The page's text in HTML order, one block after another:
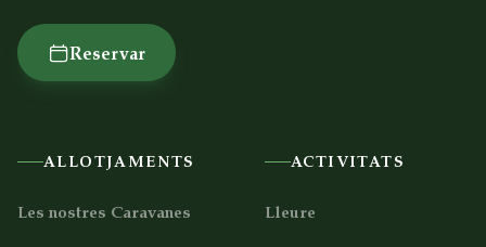
Reservar
ALLOTJAMENTS
Les nostres Caravanes
ACTIVITATS
Lleure